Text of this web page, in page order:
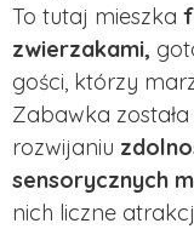
To tutaj mieszka
zwierzakami,
gości, którzy
Zabawka
rozwijaniu
sensorycznych
nich liczne